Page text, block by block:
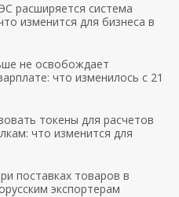
расширяется система
изменится для бизнеса в
не освобождает
что изменилось с 21
токены для расчетов
что изменится для
поставках товаров в
экспортерам